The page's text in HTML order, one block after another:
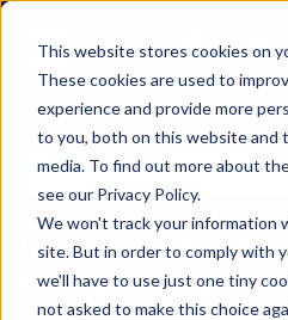
This website stores cookies on
These cookies are used to
experience and provide more
to you, both on this website and
media. To find out more about
see our Privacy Policy.
We won't track your information
site. But in order to comply with
we'll have to use just one tiny
not asked to make this choice
Hoppa till innehåll
Projekt
Funktioner
Kontakt
SV
SKAPA FÖRTROENDE
KÖP AV NYA BOSTÄDER
Virtuella rundturer
Utforska varje rum i
verklighetstrogen